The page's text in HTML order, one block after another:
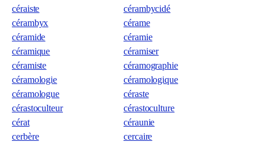
céraiste
cérambycidé
cérambyx
cérame
céramide
céramie
céramique
céramiser
céramiste
céramographie
céramologie
céramologique
céramologue
céraste
cérastoculteur
cérastoculture
cérat
céraunie
cerbère
cercaire